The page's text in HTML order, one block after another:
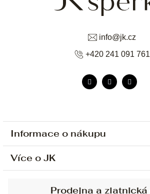
Informace o nákupu
Ochrana osobních údajů
Více o JK
info@jk.cz
+420 241 091 761
Prodejna a